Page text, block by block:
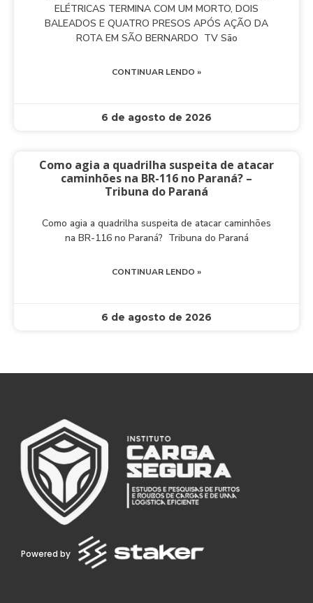
ELÉTRICAS TERMINA COM UM MORTO, DOIS
BALEADOS E QUATRO PRESOS APÓS AÇÃO DA
ROTA EM SÃO BERNARDO TV São
CONTINUAR LENDO »
6 de agosto de 2026
Como agia a quadrilha suspeita de atacar
caminhões na BR-116 no Paraná? –
Tribuna do Paraná
Como agia a quadrilha suspeita de atacar caminhões
na BR-116 no Paraná? Tribuna do Paraná
CONTINUAR LENDO »
6 de agosto de 2026
Powered by